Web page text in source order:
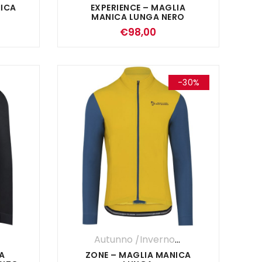
EXPERIENCE – MAGLIA
MANICA LUNGA NERO
€98,00
-30%
Autunno /Inverno '25
ZONE – MAGLIA MANICA